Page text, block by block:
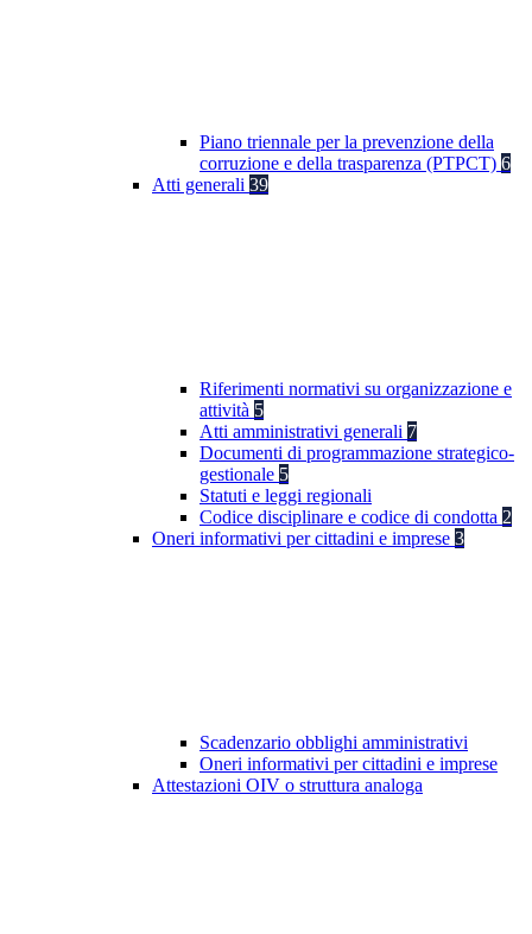
Piano triennale per la prevenzione della
corruzione e della trasparenza (PTPCT) 6
Atti generali 39
Riferimenti normativi su organizzazione e
attività 5
Atti amministrativi generali 7
Documenti di programmazione strategico-
gestionale 5
Statuti e leggi regionali
Codice disciplinare e codice di condotta 2
Oneri informativi per cittadini e imprese 3
Scadenzario obblighi amministrativi
Oneri informativi per cittadini e imprese
Attestazioni OIV o struttura analoga